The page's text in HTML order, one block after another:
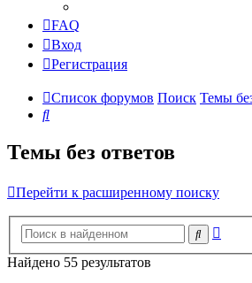
FAQ
Вход
Регистрация
Список форумов Поиск Темы
Поиск
Темы без ответов
Перейти к расширенному поиску
Поиск
Найдено 55 результатов